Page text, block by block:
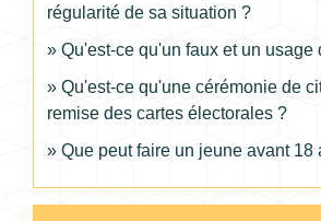
régularité de sa situation ?
Qu'est-ce qu'un faux et un usage
Qu'est-ce qu'une cérémonie de
remise des cartes électorales ?
Que peut faire un jeune avant 18